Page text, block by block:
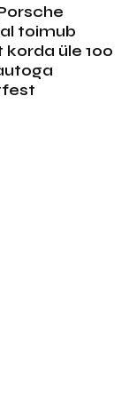
toimub
korda üle 100